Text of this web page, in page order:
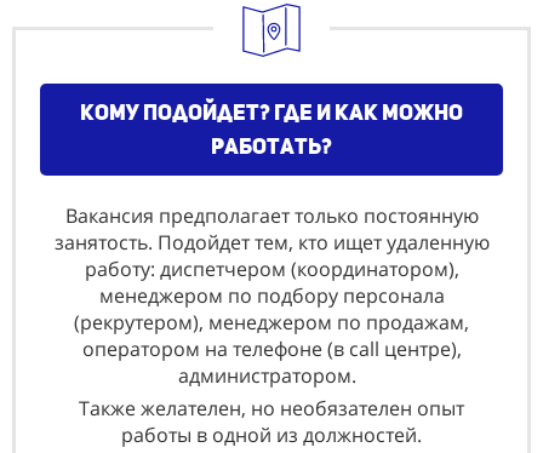
Кому подойдет? где и как можно
работать?
Вакансия предполагает только постоянную
занятость. Подойдет тем, кто ищет удаленную
работу: диспетчером (координатором),
менеджером по подбору персонала
(рекрутером), менеджером по продажам,
оператором на телефоне (в call центре),
администратором.
Также желателен, но необязателен опыт
работы в одной из должностей.